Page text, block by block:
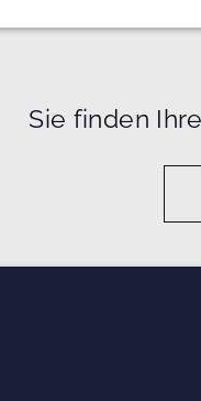
Sie finden